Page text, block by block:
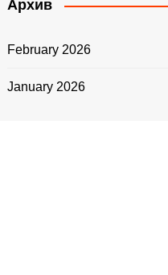
Архив
February 2026
January 2026